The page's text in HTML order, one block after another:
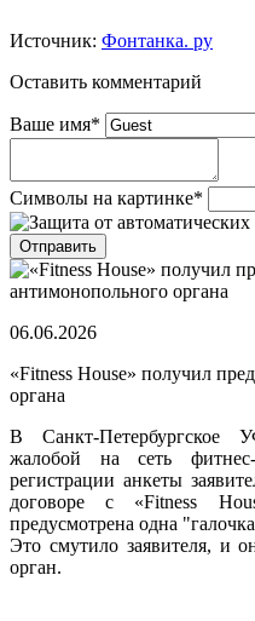
Источник: Фонтанка. ру
Оставить комментарий
Ваше имя*
Символы на картинке*
06.06.2026
«Fitness House» получил
органа
В Санкт-Петербургское
жалобой на сеть
регистрации анкеты
договоре с «Fitness
предусмотрена одна
Это смутило заявителя, и
орган.